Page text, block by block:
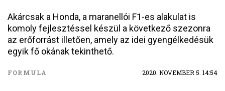
Akárcsak a Honda, a maranellói F1-es alakulat is
komoly fejlesztéssel készül a következő szezonra
az erőforrást illetően, amely az idei gyengélkedésük
egyik fő okának tekinthető.
FORMULA 2020. NOVEMBER 5. 14:54